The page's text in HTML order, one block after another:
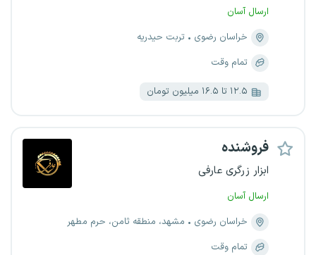
ارسال آسان
خراسان رضوی
تربت حیدریه
تمام وقت
۱۲.۵ تا ۱۶.۵ میلیون تومان
فروشنده
ابزار زرگری عارفی
ارسال آسان
خراسان رضوی
مشهد، منطقه ثامن، حرم مطهر
تمام وقت